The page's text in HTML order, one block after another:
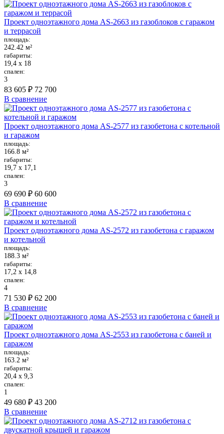
Проект одноэтажного дома AS-2663 из газоблоков с гаражом
и террасой
площадь:
242.42 м²
габариты:
19,4 х 18
спален:
3
83 605 ₽ 72 700
В сравнение
Проект одноэтажного дома AS-2577 из газобетона с котельной
и гаражом
площадь:
166.8 м²
габариты:
19,7 х 17,1
спален:
3
69 690 ₽ 60 600
В сравнение
Проект одноэтажного дома AS-2572 из газобетона с гаражом
и котельной
площадь:
188.3 м²
габариты:
17,2 х 14,8
спален:
4
71 530 ₽ 62 200
В сравнение
Проект одноэтажного дома AS-2553 из газобетона с баней и
гаражом
площадь:
163.2 м²
габариты:
20,4 х 9,3
спален:
1
49 680 ₽ 43 200
В сравнение